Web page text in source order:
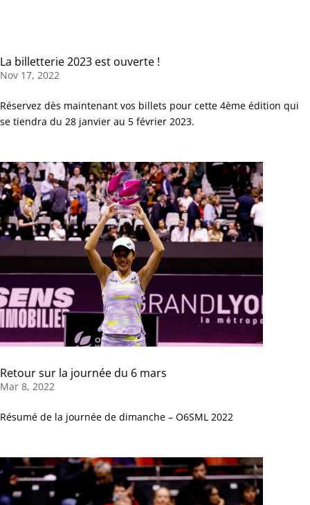
La billetterie 2023 est ouverte !
Nov 17, 2022
Réservez dès maintenant vos billets pour cette 4ème édition qui
se tiendra du 28 janvier au 5 février 2023.
Retour sur la journée du 6 mars
Mar 8, 2022
Résumé de la journée de dimanche – O6SML 2022